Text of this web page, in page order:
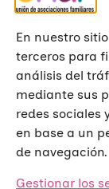
En nuestro
terceros para
análisis del
mediante sus
redes sociales
en base a un
de navegación.
Gestionar los